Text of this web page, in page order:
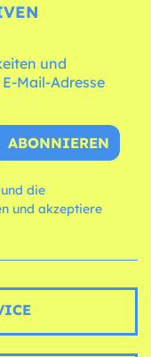
und
Mail-Adresse
ABONNIEREN
die